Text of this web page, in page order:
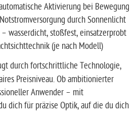
Aktivierung bei Bewegung
durch Sonnenlicht
wasserdicht, stoßfest, einsatzerprobt
(je nach Modell)
durch fortschrittliche Technologie,
Preisniveau. Ob ambitionierter
Anwender – mit
dich für präzise Optik, auf die du dich